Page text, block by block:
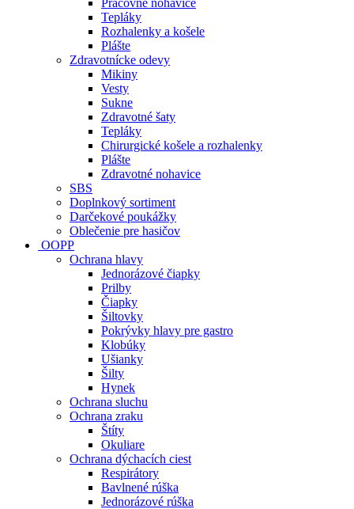
Tepláky
Rozhalenky a košele
Plášte
Zdravotnícke odevy
Mikiny
Vesty
Sukne
Zdravotné šaty
Tepláky
Chirurgické košele a rozhalenky
Plášte
Zdravotné nohavice
SBS
Doplnkový sortiment
Darčekové poukážky
Oblečenie pre hasičov
OOPP
Ochrana hlavy
Jednorázové čiapky
Prilby
Čiapky
Šiltovky
Pokrývky hlavy pre gastro
Klobúky
Ušianky
Šilty
Hynek
Ochrana sluchu
Ochrana zraku
Štíty
Okuliare
Ochrana dýchacích ciest
Respirátory
Bavlnené rúška
Jednorázové rúška